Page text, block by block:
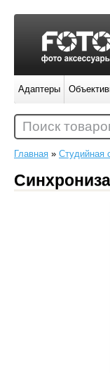
Главная » Студийная
Адаптеры
Поиск